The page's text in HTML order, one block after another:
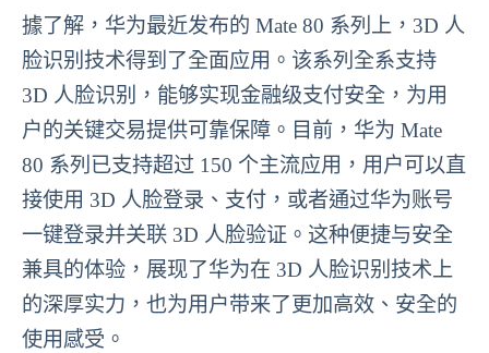
據了解，华为最近发布的 Mate 80 系列上，3D 人
脸识别技术得到了全面应用。该系列全系支持
3D 人脸识别，能够实现金融级支付安全，为用
户的关键交易提供可靠保障。目前，华为 Mate
80 系列已支持超过 150 个主流应用，用户可以直
接使用 3D 人脸登录、支付，或者通过华为账号
一键登录并关联 3D 人脸验证。这种便捷与安全
兼具的体验，展现了华为在 3D 人脸识别技术上
的深厚实力，也为用户带来了更加高效、安全的
使用感受。